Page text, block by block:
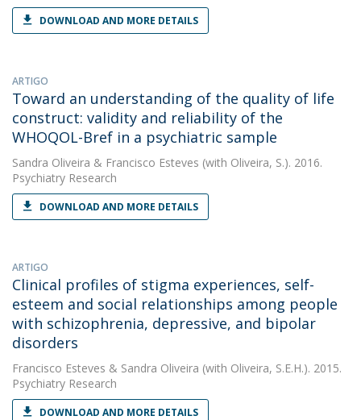
DOWNLOAD AND MORE DETAILS
ARTIGO
Toward an understanding of the quality of life
construct: validity and reliability of the
WHOQOL-Bref in a psychiatric sample
Sandra Oliveira & Francisco Esteves (with Oliveira, S.). 2016.
Psychiatry Research
DOWNLOAD AND MORE DETAILS
ARTIGO
Clinical profiles of stigma experiences, self-
esteem and social relationships among people
with schizophrenia, depressive, and bipolar
disorders
Francisco Esteves & Sandra Oliveira (with Oliveira, S.E.H.). 2015.
Psychiatry Research
DOWNLOAD AND MORE DETAILS